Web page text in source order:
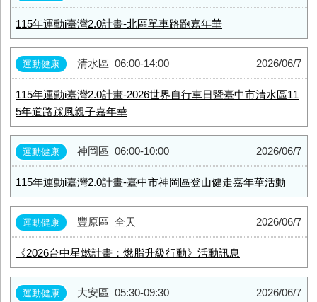
115年運動i臺灣2.0計畫-北區單車路跑嘉年華
運動健康 清水區 2026/06/7
06:00-14:00
115年運動i臺灣2.0計畫-2026世界自行車日暨臺中市清水區11
5年道路踩風親子嘉年華
運動健康 神岡區 2026/06/7
06:00-10:00
115年運動i臺灣2.0計畫-臺中市神岡區登山健走嘉年華活動
運動健康 豐原區 2026/06/7
全天
《2026台中星燃計畫：燃脂升級行動》活動訊息
運動健康 大安區 2026/06/7
05:30-09:30